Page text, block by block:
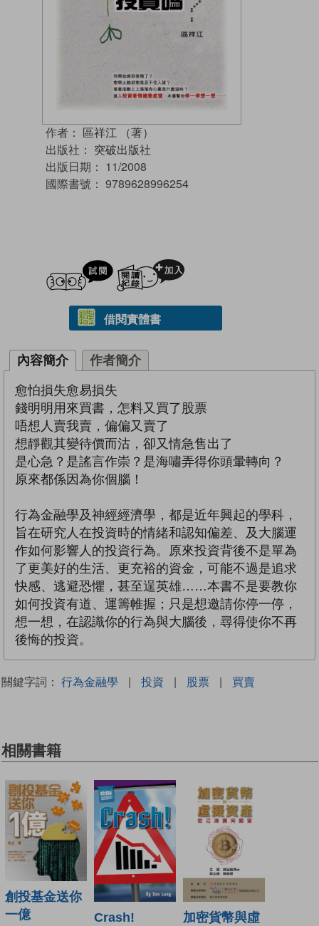
作者： 區祥江 （著）
出版社： 突破出版社
出版日期： 11/2008
國際書號： 9789628996254
試閲
借閱實體書
內容簡介 作者簡介
愈怕損失愈易損失
錢明明用來買書，怎料又買了股票
唔想人賣我賣，偏偏又賣了
想靜觀其變待價而沽，卻又情急售出了
是心急？是謠言作崇？是海嘯弄得你頭暈轉向？
原來都係因為你個腦！
行為金融學及神經經濟學，都是近年興起的學科，
旨在研究人在投資時的情緒和認知偏差、及大腦運
作如何影響人的投資行為。原來投資背後不是單為
了更美好的生活、更充裕的資金，可能不過是追求
快感、逃避恐懼，甚至逞英雄……本書不是要教你
如何投資有道、運籌帷握；只是想邀請你停一停，
想一想，在認識你的行為與大腦後，尋得使你不再
後悔的投資。
關鍵字詞： 行為金融學 | 投資 | 股票 | 買賣
相關書籍
創投基金送你
一億
Crash!
加密貨幣與虛